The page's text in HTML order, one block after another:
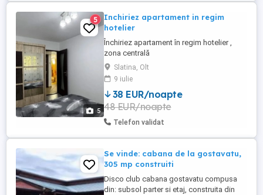
5
5
Inchiriez apartament in regim
hotelier
Închiriez apartament în regim hotelier ,
zona centrală
Slatina, Olt
9 iulie
38 EUR/noapte
48 EUR/noapte
Telefon validat
Se vinde: cabana de la gostavatu,
305 mp construiti
Disco club cabana gostavatu compusa
din: subsol parter si etaj, construita din